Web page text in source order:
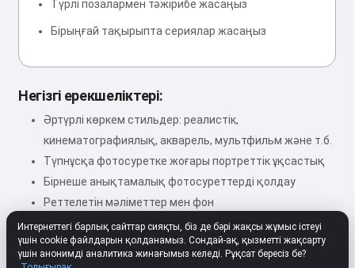
Түрлі позалармен тәжірибе жасаңыз
Бірыңғай тақырыпта сериялар жасаңыз
Негізгі ерекшеліктері:
Әртүрлі көркем стильдер: реалистік,
кинематографиялық, акварель, мультфильм және т.б.
Түпнұсқа фотосуретке жоғары портреттік ұқсастық
Бірнеше анықтамалық фотосуреттерді қолдау
Реттелетін мәліметтер мен фон
Жоғары ажыратымдылықтағы кескіндер
Интернеттегі барлық сайттар сияқты, біз де бәрі жақсы жұмыс істеуі
үшін cookie файлдарын қолданамыз. Сондай-ақ, қызметті жақсарту
үшін анонимді аналитика жинағымыз келеді. Рұқсат бересіз бе?